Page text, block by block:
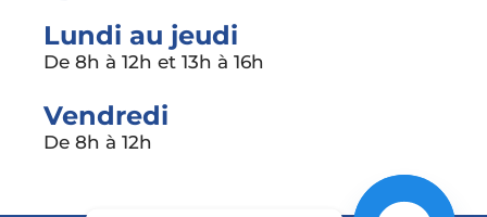
Lundi au jeudi
De 8h à 12h et 13h à 16h
Vendredi
De 8h à 12h